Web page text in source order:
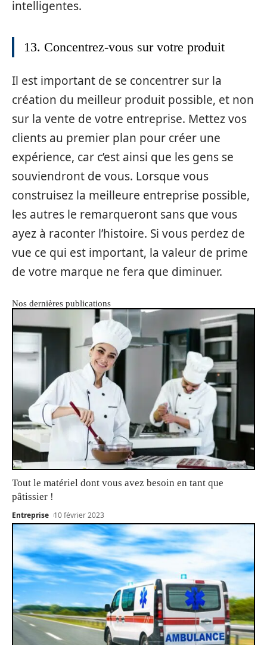
intelligentes.
13. Concentrez-vous sur votre produit
Il est important de se concentrer sur la
création du meilleur produit possible, et non
sur la vente de votre entreprise. Mettez vos
clients au premier plan pour créer une
expérience, car c’est ainsi que les gens se
souviendront de vous. Lorsque vous
construisez la meilleure entreprise possible,
les autres le remarqueront sans que vous
ayez à raconter l’histoire. Si vous perdez de
vue ce qui est important, la valeur de prime
de votre marque ne fera que diminuer.
Nos dernières publications
Tout le matériel dont vous avez besoin en tant que
pâtissier !
Entreprise 10 février 2023